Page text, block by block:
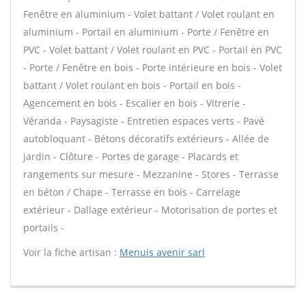
Fenêtre en aluminium - Volet battant / Volet roulant en
aluminium - Portail en aluminium - Porte / Fenêtre en
PVC - Volet battant / Volet roulant en PVC - Portail en PVC
- Porte / Fenêtre en bois - Porte intérieure en bois - Volet
battant / Volet roulant en bois - Portail en bois -
Agencement en bois - Escalier en bois - Vitrerie -
Véranda - Paysagiste - Entretien espaces verts - Pavé
autobloquant - Bétons décoratifs extérieurs - Allée de
jardin - Clôture - Portes de garage - Placards et
rangements sur mesure - Mezzanine - Stores - Terrasse
en béton / Chape - Terrasse en bois - Carrelage
extérieur - Dallage extérieur - Motorisation de portes et
portails -
Voir la fiche artisan : Menuis avenir sarl